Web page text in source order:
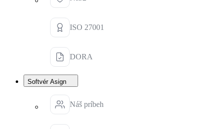
ISO 27001
DORA
Softvér Asign
Náš príbeh